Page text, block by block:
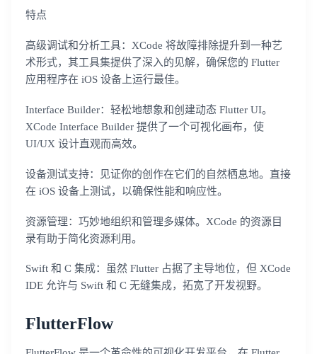
特点
高级调试和分析工具：XCode 将故障排除提升到一种艺
术形式，其工具集提供了深入的见解，确保您的 Flutter
应用程序在 iOS 设备上运行最佳。
Interface Builder：轻松地想象和创建动态 Flutter UI。
XCode Interface Builder 提供了一个可视化画布，使
UI/UX 设计直观而高效。
设备测试支持：见证你的创作在它们的自然栖息地。直接
在 iOS 设备上测试，以确保性能和响应性。
资源管理：巧妙地组织和管理多媒体。XCode 的资源目
录有助于简化资源利用。
Swift 和 C 集成：虽然 Flutter 占据了主导地位，但 XCode
IDE 允许与 Swift 和 C 无缝集成，拓宽了开发视野。
FlutterFlow
我已阅读并同意 通讯云服务条款和通讯云隐私政策
不了，谢谢